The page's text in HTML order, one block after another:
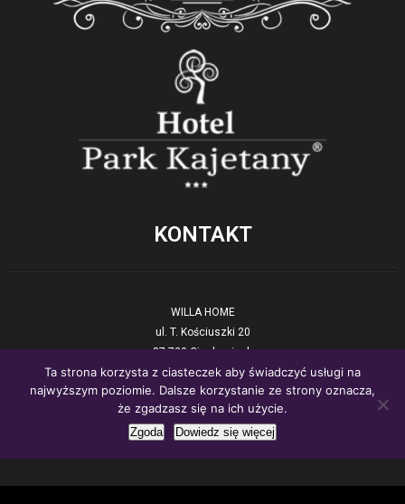
KONTAKT
WILLA HOME
ul. T. Kościuszki 20
87-720 Ciechocinek
tel. +48 54 423 17 90
E-mail:recepcja@willahome.pl
www:.willahome.pl
Ta strona korzysta z ciasteczek aby świadczyć usługi na
najwyższym poziomie. Dalsze korzystanie ze strony oznacza,
że zgadzasz się na ich użycie.
Zgoda Dowiedz się więcej